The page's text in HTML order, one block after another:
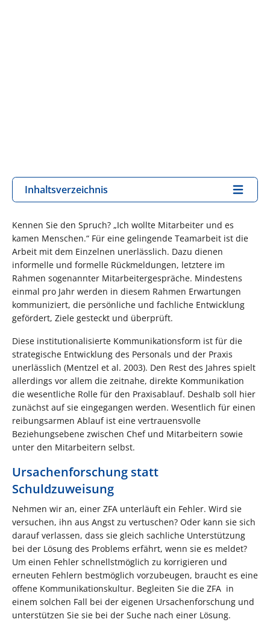
Inhaltsverzeichnis
Kennen Sie den Spruch? „Ich wollte Mitarbeiter und es
kamen Menschen.“ Für eine gelingende Teamarbeit ist die
Arbeit mit dem Einzelnen unerlässlich. Dazu dienen
informelle und formelle Rückmeldungen, letztere im
Rahmen sogenannter Mitarbeitergespräche. Mindestens
einmal pro Jahr werden in diesem Rahmen Erwartungen
kommuniziert, die persönliche und fachliche Entwicklung
gefördert, Ziele gesteckt und überprüft.
Diese institutionalisierte Kommunikationsform ist für die
strategische Entwicklung des Personals und der Praxis
unerlässlich (Mentzel et al. 2003). Den Rest des Jahres spielt
allerdings vor allem die zeitnahe, direkte Kommunikation
die wesentliche Rolle für den Praxisablauf. Deshalb soll hier
zunächst auf sie eingegangen werden. Wesentlich für einen
reibungsarmen Ablauf ist eine vertrauensvolle
Beziehungsebene zwischen Chef und Mitarbeitern sowie
unter den Mitarbeitern selbst.
Ursachenforschung statt
Schuldzuweisung
Nehmen wir an, einer ZFA unterläuft ein Fehler. Wird sie
versuchen, ihn aus Angst zu vertuschen? Oder kann sie sich
darauf verlassen, dass sie gleich sachliche Unterstützung
bei der Lösung des Problems erfährt, wenn sie es meldet?
Um einen Fehler schnellstmöglich zu korrigieren und
erneuten Fehlern bestmöglich vorzubeugen, braucht es eine
offene Kommunikationskultur. Begleiten Sie die ZFA in
einem solchen Fall bei der eigenen Ursachenforschung und
unterstützen Sie sie bei der Suche nach einer Lösung.